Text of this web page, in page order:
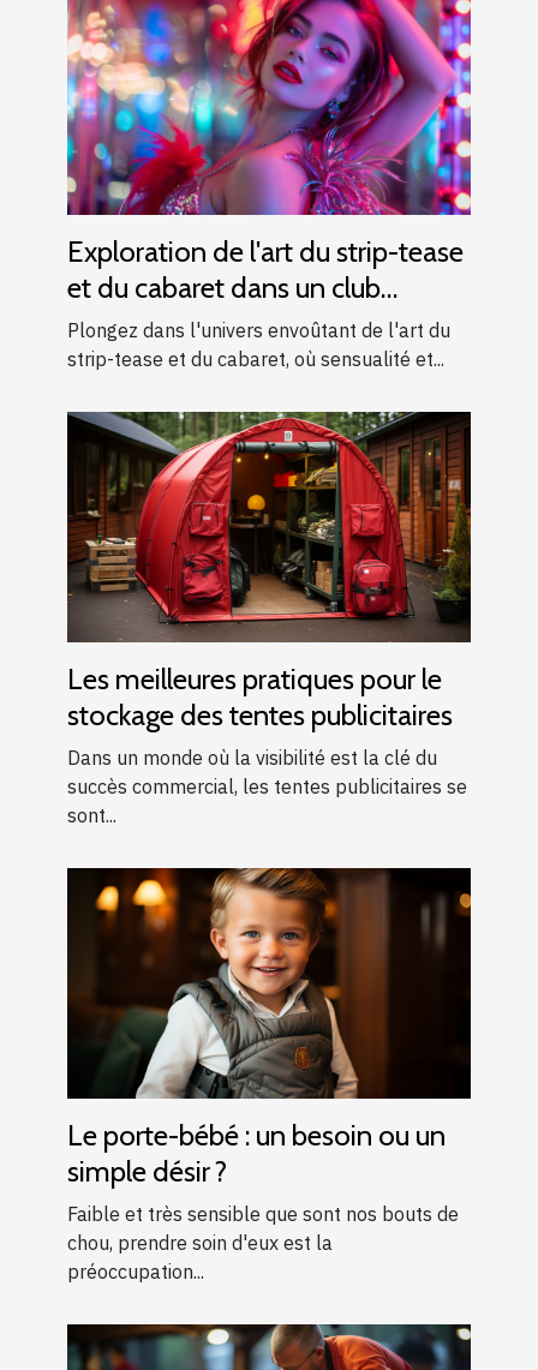
Exploration de l'art du strip-tease
et du cabaret dans un club
moderne
Plongez dans l'univers envoûtant de l'art du
strip-tease et du cabaret, où sensualité et...
Les meilleures pratiques pour le
stockage des tentes publicitaires
Dans un monde où la visibilité est la clé du
succès commercial, les tentes publicitaires se
sont...
Le porte-bébé : un besoin ou un
simple désir ?
Faible et très sensible que sont nos bouts de
chou, prendre soin d'eux est la
préoccupation...